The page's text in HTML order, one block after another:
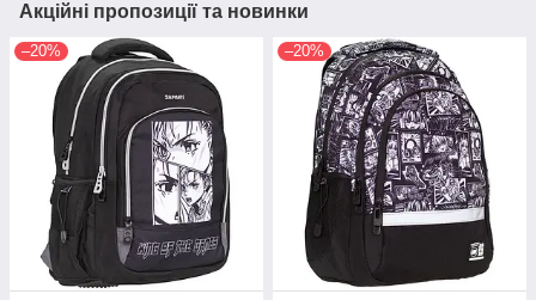
Акційні пропозиції та новинки
–20% –20%